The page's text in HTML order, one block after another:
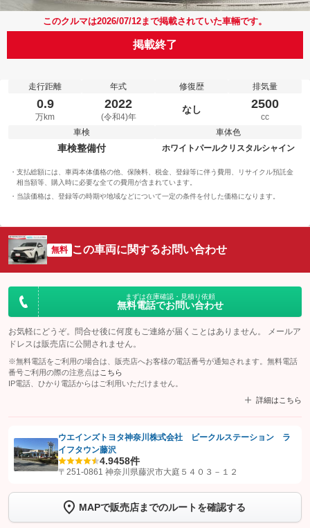
このクルマは2026/07/12まで掲載されていた車輛です。
掲載終了
走行距離
0.9
万km
年式
2022
(令和4)年
修復歴
なし
排気量
2500
cc
車検
車検整備付
車体色
ホワイトパールクリスタルシャイン
支払総額には、車両本体価格の他、保険料、税金、登録等に伴う費用、リサイクル預託金
相当額等、購入時に必要な全ての費用が含まれています。
当該価格は、登録等の時期や地域などについて一定の条件を付した価格になります。
無料 この車両に関するお問い合わせ
まずは在庫確認・見積り依頼
無料電話でお問い合わせ
お気軽にどうぞ。問合せ後に何度もご連絡が届くことはありません。 メールア
ドレスは販売店に公開されません。
※無料電話をご利用の場合は、販売店へお客様の電話番号が通知されます。無料電話
番号ご利用の際の注意点は こちら
IP電話、ひかり電話からはご利用いただけません。
詳細はこちら
【STEP1】認証画面でグーネットを友だち追加してから「許可する」ボタンを押
します
【STEP2】 トーク画面で
完了してください。
ウエインズトヨタ神奈川株式会社 ビークルステーション ラ
イフタウン藤沢
4.9458件
〒251-0861 神奈川県藤沢市大庭５４０３－１２
MAPで販売店までのルートを確認する